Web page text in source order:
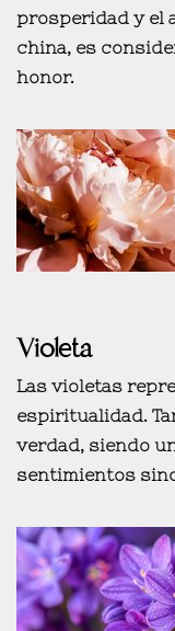
prosperidad y el
china, es
honor.
Violeta
Las violetas
espiritualidad.
verdad, siendo
sentimientos